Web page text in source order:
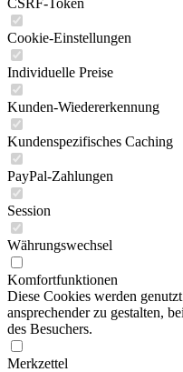
CSRF-Token
Cookie-Einstellungen
Individuelle Preise
Kunden-Wiedererkennung
Kundenspezifisches Caching
PayPal-Zahlungen
Session
Währungswechsel
Komfortfunktionen
Diese Cookies werden
ansprechender zu gestalten,
des Besuchers.
Merkzettel